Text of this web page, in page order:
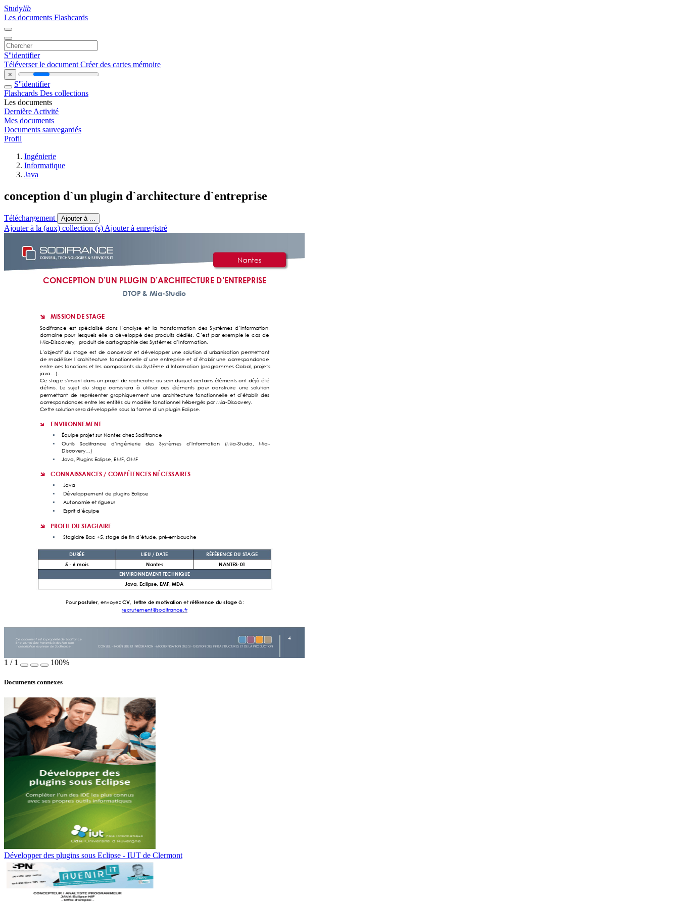
Studylib
Les documents Flashcards
S''identifier
Téléverser le document Créer des cartes mémoire
×
S''identifier
Flashcards Des collections
Les documents
Dernière Activité
Mes documents
Documents sauvegardés
Profil
Ingénierie
Informatique
Java
conception d`un plugin d`architecture d`entreprise
Téléchargement Ajouter à ...
Ajouter à la (aux) collection (s) Ajouter à enregistré
CONSEIL - INGÉNIERIE ET INTÉGRATION - MODERNISATION DES SI - GESTION DES INFRASTRUCTURES ET DE LA PRODUCTION
Ce document est la propriété de Sodifrance.
Il ne saurait être transmis à des tiers sans
l’autorisation expresse de Sodifrance
4
Nantes
CONCEPTION D’UN PLUG IN D’ARCHITECTUR E D’ENTREPRISE
DTOP & Mia-Studio
 MISSION DE STAGE
Sodifrance  est  spécialisé  dans  l’analyse  et  la
  transformation  des  S
ystèmes  d’Information,
domaine pour lesquels elle a développé des produits dédiés C’est par exemple le cas de
Mia-Discovery,  produit de cartographie des Systèmes d’Information.
L’objectif du stage est de concevoir et développer une solution d’urbanisation permettant
de modéliser l’architecture fonctionnelle d’une entreprise et d’établir une correspondance
entre ces fonctions et les composants du Système d’Information (programmes Cobol, projets
java…).
Ce stage s’inscrit dans un projet de recherche au sein duquel certains éléments ont déjà été
définis. Le sujet du stage consistera à utiliser  ces éléments  pour  construire une solution
permettant de représenter graphiquement une architecture fonctionnelle et d’établir des
correspondances entre les entités du modèle fonctionnel hébergés par Mia-Discovery.
Cette solution sera développée sous la forme d’un plugin Eclipse.
 ENVIRONNEMENT
 Équipe projet sur Nantes chez Sodifrance
 Outils Sodifrance d’ingénierie des Systèmes d’Information (Mia-Studio, Mia-
Discovery…)
 Java, Plugins Eclipse, EMF, GMF
 CONNAISSANCES / COMPÉTENCES NÉCESSAIRES
 Java
 Développement de plugins Eclipse
 Autonomie et rigueur
 Esprit d’équipe
 PROFIL DU STAGIAIRE
 Stagiaire Bac +5, stage de fin d’étude, pré-embauche
DURÉE LIEU / DATE RÉFÉRENCE DU STAGE
5 - 6 mois Nantes NANTES-01
ENVIRONNEMENT TECHNIQUE
Java, Eclipse, EMF, MDA
Pour postuler, envoyez CV, lettre de motivation et référence du stage à :
recrutement@sodifrance.fr
1 / 1 100%
Documents connexes
Développer des plugins sous Eclipse - IUT de Clermont